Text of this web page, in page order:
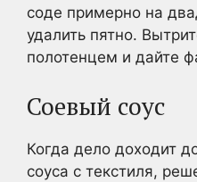
соде примерно на
удалить пятно.
полотенцем и дайте
Соевый соус
Когда дело доходит
соуса с текстиля,